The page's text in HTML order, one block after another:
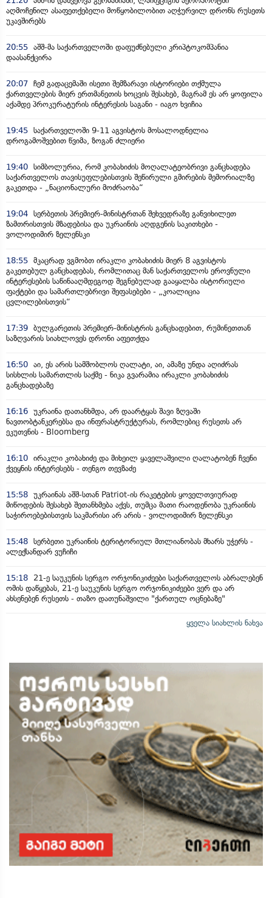
აღმოჩენილ ასაფეთქებელი მოწყობილობით აღჭურვილ დრონს რუსეთს
უკავშირებს
20:55 აშშ-მა საქართველოში დაფუძნებული კრიპტოკომპანია
დაასანქცირა
20:07 ჩემ გადაცემაში ისეთი შემზარავი ისტორიები თქმულა
ქართველების მიერ ერთმანეთის ხოცვის შესახებ, მაგრამ ეს არ ყოფილა
აქამდე პროკურატურის ინტერესის საგანი - იაგო ხვიჩია
19:45 საქართველოში 9-11 აგვისტოს მოსალოდნელია
დროგამოშვებით წვიმა, ზოგან ძლიერი
19:40 სიმბოლურია, რომ კობახიძის მოღალატეობრივი განცხადება
საქართველოს თავისუფლებისთვის შეწირული გმირების მემორიალზე
გაკეთდა - „ნაციონალური მოძრაობა“
19:04 სერბეთის პრემიერ-მინისტრთან შეხვედრაზე განვიხილეთ
ზამთრისთვის მზადებისა და უკრაინის აღდგენის საკითხები -
ვოლოდიმირ ზელენსკი
18:55 მკაცრად ვგმობთ ირაკლი კობახიძის მიერ 8 აგვისტოს
გაკეთებულ განცხადებას, რომლითაც მან საქართველოს ეროვნული
ინტერესების საწინააღმდეგოდ შეგნებულად გააყალბა ისტორიული
ფაქტები და სამართლებრივი შეფასებები - „კოალიცია
ცვლილებისთვის“
17:39 ბულგარეთის პრემიერ-მინისტრის განცხადებით, რუმინეთთან
საზღვარის სიახლოვეს დრონი აფეთქდა
16:50 აი, ეს არის სამშობლოს ღალატი, აი, ამაზე უნდა აღიძრას
სისხლის სამართლის საქმე - ნიკა გვარამია ირაკლი კობახიძის
განცხადებაზე
16:16 უკრაინა დათანხმდა, არ დაარტყას შავი ზღვაში
ნავთობტანკერებსა და ინფრასტრუქტურას, რომლებიც რუსეთს არ
ეკუთვნის - Bloomberg
16:10 ირაკლი კობახიძე და მიხეილ ყაველაშვილი ღალატობენ ჩვენი
ქვეყნის ინტერესებს - თენგო თევზაძე
15:58 უკრაინას აშშ-სთან Patriot-ის რაკეტების ყოველთვიურად
მიწოდების შესახებ შეთანხმება აქვს, თუმცა მათი რაოდენობა უკრაინის
საჭიროებებისთვის საკმარისი არ არის - ვოლოდიმირ ზელენსკი
15:48 სერბეთი უკრაინის ტერიტორიულ მთლიანობას მხარს უჭერს -
ალექსანდარ ვუჩიჩი
15:18
21-ე საუკუნის სერგო ორჯონიკიძეები საქართველოს აბრალებენ
ომის დაწყებას, 21-ე საუკუნის სერგო ორჯონიკიძეები ვერ და არ
ახსენებენ რუსეთს - თაზო დათუნაშვილი "ქართულ ოცნებაზე"
ყველა სიახლის ნახვა